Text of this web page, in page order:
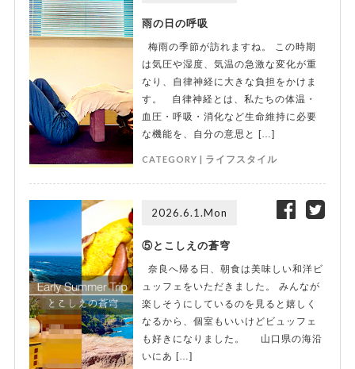
雨の日の呼吸
梅雨の季節が訪れますね。 この時期
は気圧や湿度、気温の急激な変化が重
なり、自律神経に大きな負担をかけま
す。 自律神経とは、私たちの体温・
血圧・呼吸・消化など生命維持に必要
な機能を、自分の意思と […]
CATEGORY | ライフスタイル
2026.6.1.Mon
⑤とこしえの蒼穹
奈良へ帰る日、朝食は美味しい和洋ビ
ュッフェをいただきました。 みんなが
楽しそうにしているのを見ると嬉しく
なるから、個室もいいけどビュッフェ
も好きになりました。 山口県の海沿
いにあ […]